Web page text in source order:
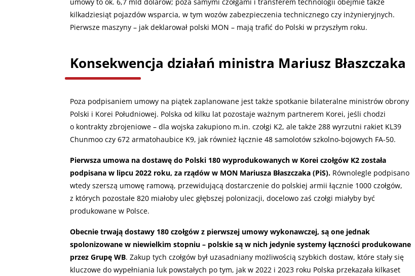
kilkadziesiąt pojazdów wsparcia, w tym wozów zabezpieczenia technicznego czy inżynieryjnych.
Pierwsze maszyny – jak deklarował polski MON – mają trafić do Polski w przyszłym roku.
Konsekwencja działań ministra Mariusz Błaszczaka
Poza podpisaniem umowy na piątek zaplanowane jest także spotkanie bilateralne ministrów obrony
Polski i Korei Południowej. Polska od kilku lat pozostaje ważnym partnerem Korei, jeśli chodzi
o kontrakty zbrojeniowe – dla wojska zakupiono m.in. czołgi K2, ale także 288 wyrzutni rakiet KL39
Chunmoo czy 672 armatohaubice K9, jak również łącznie 48 samolotów szkolno-bojowych FA-50.
Pierwsza umowa na dostawę do Polski 180 wyprodukowanych w Korei czołgów K2 została
podpisana w lipcu 2022 roku, za rządów w MON Mariusza Błaszczaka (PiS). Równolegle podpisano
wtedy szerszą umowę ramową, przewidującą dostarczenie do polskiej armii łącznie 1000 czołgów,
z których pozostałe 820 miałoby ulec głębszej polonizacji, docelowo zaś czołgi miałyby być
produkowane w Polsce.
Obecnie trwają dostawy 180 czołgów z pierwszej umowy wykonawczej, są one jednak
spolonizowane w niewielkim stopniu – polskie są w nich jedynie systemy łączności produkowane
przez Grupę WB. Zakup tych czołgów był uzasadniany możliwością szybkich dostaw, które stały się
kluczowe do wypełniania luk powstałych po tym, jak w 2022 i 2023 roku Polska przekazała kilkaset